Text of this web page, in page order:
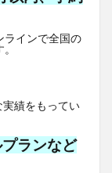
ラインで全国の
績をもってい
ランなど